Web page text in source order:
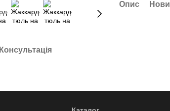
Консультація
Опис